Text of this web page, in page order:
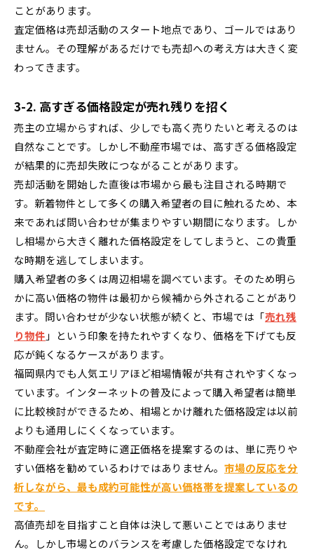
ことがあります。
査定価格は売却活動のスタート地点であり、ゴールではあり
ません。その理解があるだけでも売却への考え方は大きく変
わってきます。
3-2. 高すぎる価格設定が売れ残りを招く
売主の立場からすれば、少しでも高く売りたいと考えるのは
自然なことです。しかし不動産市場では、高すぎる価格設定
が結果的に売却失敗につながることがあります。
売却活動を開始した直後は市場から最も注目される時期で
す。新着物件として多くの購入希望者の目に触れるため、本
来であれば問い合わせが集まりやすい期間になります。しか
し相場から大きく離れた価格設定をしてしまうと、この貴重
な時期を逃してしまいます。
購入希望者の多くは周辺相場を調べています。そのため明ら
かに高い価格の物件は最初から候補から外されることがあり
ます。問い合わせが少ない状態が続くと、市場では「売れ残
り物件 」という印象を持たれやすくなり、価格を下げても反
応が鈍くなるケースがあります。
福岡県内でも人気エリアほど相場情報が共有されやすくなっ
ています。インターネットの普及によって購入希望者は簡単
に比較検討ができるため、相場とかけ離れた価格設定は以前
よりも通用しにくくなっています。
不動産会社が査定時に適正価格を提案するのは、単に売りや
すい価格を勧めているわけではありません。 市場の反応を分
析しながら、最も成約可能性が高い価格帯を提案しているの
です。
高値売却を目指すこと自体は決して悪いことではありませ
ん。しかし市場とのバランスを考慮した価格設定でなけれ